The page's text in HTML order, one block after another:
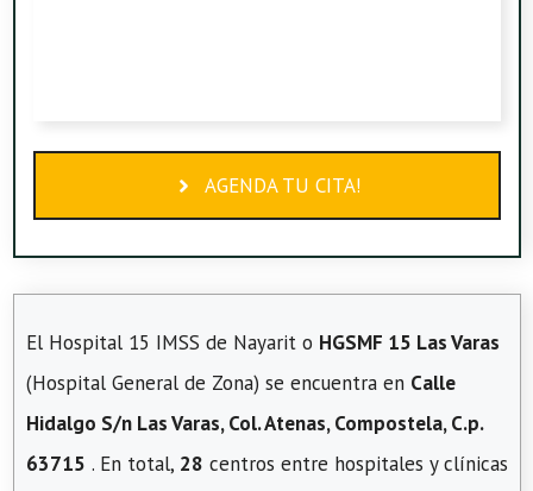
AGENDA TU CITA!
El Hospital 15 IMSS de Nayarit o HGSMF 15 Las Varas
(Hospital General de Zona) se encuentra en Calle
Hidalgo S/n Las Varas, Col. Atenas, Compostela, C.p.
63715 . En total, 28 centros entre hospitales y clínicas